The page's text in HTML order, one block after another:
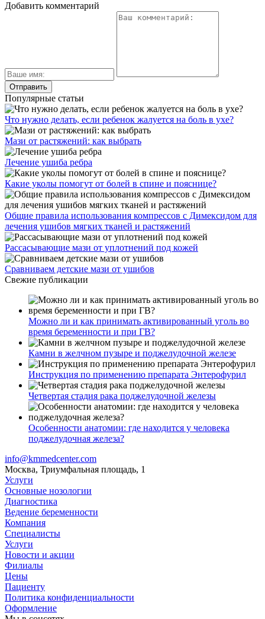
Добавить комментарий
Популярные статьи
Что нужно делать, если ребенок жалуется на боль в ухе?
Мази от растяжений: как выбрать
Лечение ушиба ребра
Какие уколы помогут от болей в спине и пояснице?
Общие правила использования компрессов с Димексидом для
лечения ушибов мягких тканей и растяжений
Рассасывающие мази от уплотнений под кожей
Сравниваем детские мази от ушибов
Свежие публикации
Можно ли и как принимать активированный уголь во
время беременности и при ГВ?
Камни в желчном пузыре и поджелудочной железе
Инструкция по применению препарата Энтерофурил
Четвертая стадия рака поджелудочной железы
Особенности анатомии: где находится у человека
поджелудочная железа?
info@kmmedcenter.com
Москва, Триумфальная площадь, 1
Услуги
Основные нозологии
Диагностика
Ведение беременности
Компания
Специалисты
Услуги
Новости и акции
Филиалы
Цены
Пациенту
Политика конфиденциальности
Оформление